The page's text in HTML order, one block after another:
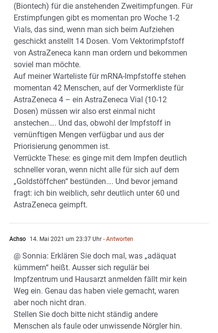
(Biontech) für die anstehenden Zweitimpfungen. Für
Erstimpfungen gibt es momentan pro Woche 1-2
Vials, das sind, wenn man sich beim Aufziehen
geschickt anstellt 14 Dosen. Vom Vektorimpfstoff
von AstraZeneca kann man ordern und bekommen
soviel man möchte.
Auf meiner Warteliste für mRNA-Impfstoffe stehen
momentan 42 Menschen, auf der Vormerkliste für
AstraZeneca 4 – ein AstraZeneca Vial (10-12
Dosen) müssen wir also erst einmal nicht
anstechen…. Und das, obwohl der Impfstoff in
vernünftigen Mengen verfügbar und aus der
Priorisierung genommen ist.
Verrückte These: es ginge mit dem Impfen deutlich
schneller voran, wenn nicht alle für sich auf dem
„Goldstöffchen“ bestünden…. Und bevor jemand
fragt: ich bin weiblich, sehr deutlich unter 60 und
AstraZeneca geimpft.
Achso 14. Mai 2021 um 23:37 Uhr - Antworten
@ Sonnia: Erklären Sie doch mal, was „adäquat
kümmern“ heißt. Ausser sich regulär bei
Impfzentrum und Hausarzt anmelden fällt mir kein
Weg ein. Genau das haben viele gemacht, waren
aber noch nicht dran.
Stellen Sie doch bitte nicht ständig andere
Menschen als faule oder unwissende Nörgler hin.